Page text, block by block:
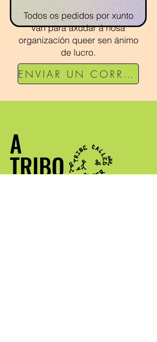
Todos os pedidos por xunto
van para axudar á nosa
organización queer sen ánimo
de lucro.
ENVIAR UN CORREO ELECTRÓNICO
A
TRIBO